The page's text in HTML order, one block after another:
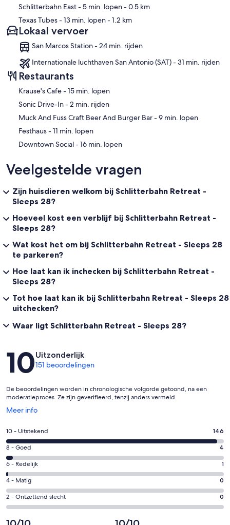
Living Room: At the rear entrance to the home, in the the living room
you'll find plenty of comfortable seating and a 75" UHD Smart TV.
Living Room features a Coddle Me Luxury Queen Convertible Sofa
and and enjoys access to the Laundry room and full bathroom with
Tub/Shower. The Coddle me Queen convertible sofa bed is not
your ordinary sofa bed. It converts to an 80”L x 60”W sleep surface
and feature sinuous springs and pocket coil mattress technology.
The Kitchen has been completely remodeled with floor to ceiling
cabinetry, a farm house sink, and new stainless steel appliances.
The kitchen has all GE appliances - 5 burner gas cooktop with
microwave. There is also a Perlick undercounter ice machine,
reverse osmosis water dispenser at the sink and Keurig coffee
maker. There is a second side by side refrigerator / freezer in the
Pavilion.
The Dining Room holds a 9 foot table that can extend to 12 feet in
length to accommodate up to 14 people for a meal together under
beautiful beaded chandeliers.
Bedroom 2: Two Queen Beds, Twin Daybed with roll-out trundle;
Bedroom 5: King Bed and 2 Twin XL beds
Bedroom 6: 4 Twin XL beds
Bedroom 7: Daybed with pull out trundle and 2 Twin XL beds
Schlitterbahn East- 5 min. lopen- 0.5 km
Texas Tubes- 13 min. lopen- 1.2 km
Lokaal vervoer
San Marcos Station - 24 min. rijden
Internationale luchthaven San Antonio (SAT) - 31 min. rijden
Restaurants
‪Krause's Cafe - ‬15 min. lopen
‪Sonic Drive-In - ‬2 min. rijden
‪Muck And Fuss Craft Beer And Burger Bar - ‬9 min. lopen
‪Festhaus - ‬11 min. lopen
‪Downtown Social - ‬16 min. lopen
Veelgestelde vragen
Zijn huisdieren welkom bij Schlitterbahn Retreat -
Sleeps 28?
Hoeveel kost een verblijf bij Schlitterbahn Retreat -
Sleeps 28?
Wat kost het om bij Schlitterbahn Retreat - Sleeps 28
te parkeren?
Hoe laat kan ik inchecken bij Schlitterbahn Retreat -
Sleeps 28?
Tot hoe laat kan ik bij Schlitterbahn Retreat - Sleeps 28
uitchecken?
Waar ligt Schlitterbahn Retreat - Sleeps 28?
Beoordelingen
10Uitzonderlijk
151 beoordelingen
De beoordelingen worden in chronologische volgorde getoond, na een
moderatieproces. Ze zijn geverifieerd, tenzij anders vermeld.
Meer info
Opent
een
nieuw
venster
Gastenscore:
10
-
Uitstekend.
146
van
151
beoordelingen
10 - Uitstekend 146
Gastenscore:
8
-
Goed.
4
van
151
8 - Goed 4
Gastenscore:
6
-
Redelijk.
1
van
6 - Redelijk 1
Gastenscore:
4
-
4 - Matig 0
Gastenscore:
2
-
2 - Ontzettend slecht 0